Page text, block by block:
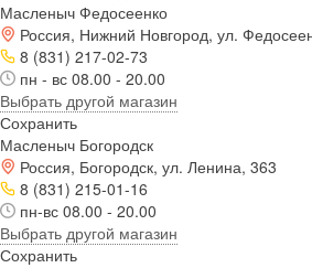
Масленыч Федосеенко
Россия, Нижний Новгород, ул.
8 (831) 217-02-73
пн - вс 08.00 - 20.00
Выбрать другой магазин
Сохранить
Масленыч Богородск
Россия, Богородск, ул. Ленина, 363
8 (831) 215-01-16
пн-вс 08.00 - 20.00
Выбрать другой магазин
Сохранить